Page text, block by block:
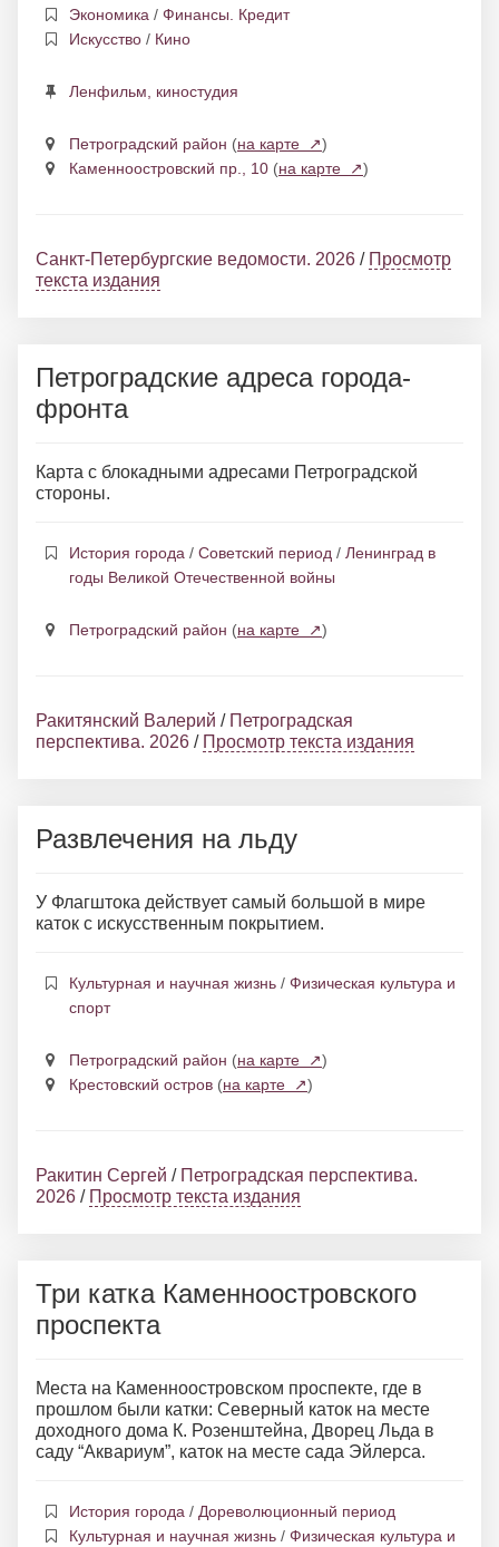
Экономика / Финансы. Кредит
Искусство / Кино
Ленфильм, киностудия
Петроградский район (на карте ↗)
Каменноостровский пр., 10 (на карте ↗)
Санкт-Петербургские ведомости. 2026 / Просмотр
текста издания
Петроградские адреса города-
фронта
Карта с блокадными адресами Петроградской
стороны.
История города / Советский период / Ленинград в
годы Великой Отечественной войны
Петроградский район (на карте ↗)
Ракитянский Валерий / Петроградская
перспектива. 2026 / Просмотр текста издания
Развлечения на льду
У Флагштока действует самый большой в мире
каток с искусственным покрытием.
Культурная и научная жизнь / Физическая культура и
спорт
Петроградский район (на карте ↗)
Крестовский остров (на карте ↗)
Ракитин Сергей / Петроградская перспектива.
2026 / Просмотр текста издания
Три катка Каменноостровского
проспекта
Места на Каменноостровском проспекте, где в
прошлом были катки: Северный каток на месте
доходного дома К. Розенштейна, Дворец Льда в
саду “Аквариум”, каток на месте сада Эйлерса.
История города / Дореволюционный период
Культурная и научная жизнь / Физическая культура и